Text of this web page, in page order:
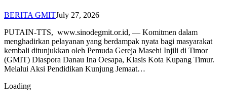
BERITA GMITJuly 27, 2026
PUTAIN-TTS, www.sinodegmit.or.id, — Komitmen dalam
menghadirkan pelayanan yang berdampak nyata bagi masyarakat
kembali ditunjukkan oleh Pemuda Gereja Masehi Injili di Timor
(GMIT) Diaspora Danau Ina Oesapa, Klasis Kota Kupang Timur.
Melalui Aksi Pendidikan Kunjung Jemaat…
Loading